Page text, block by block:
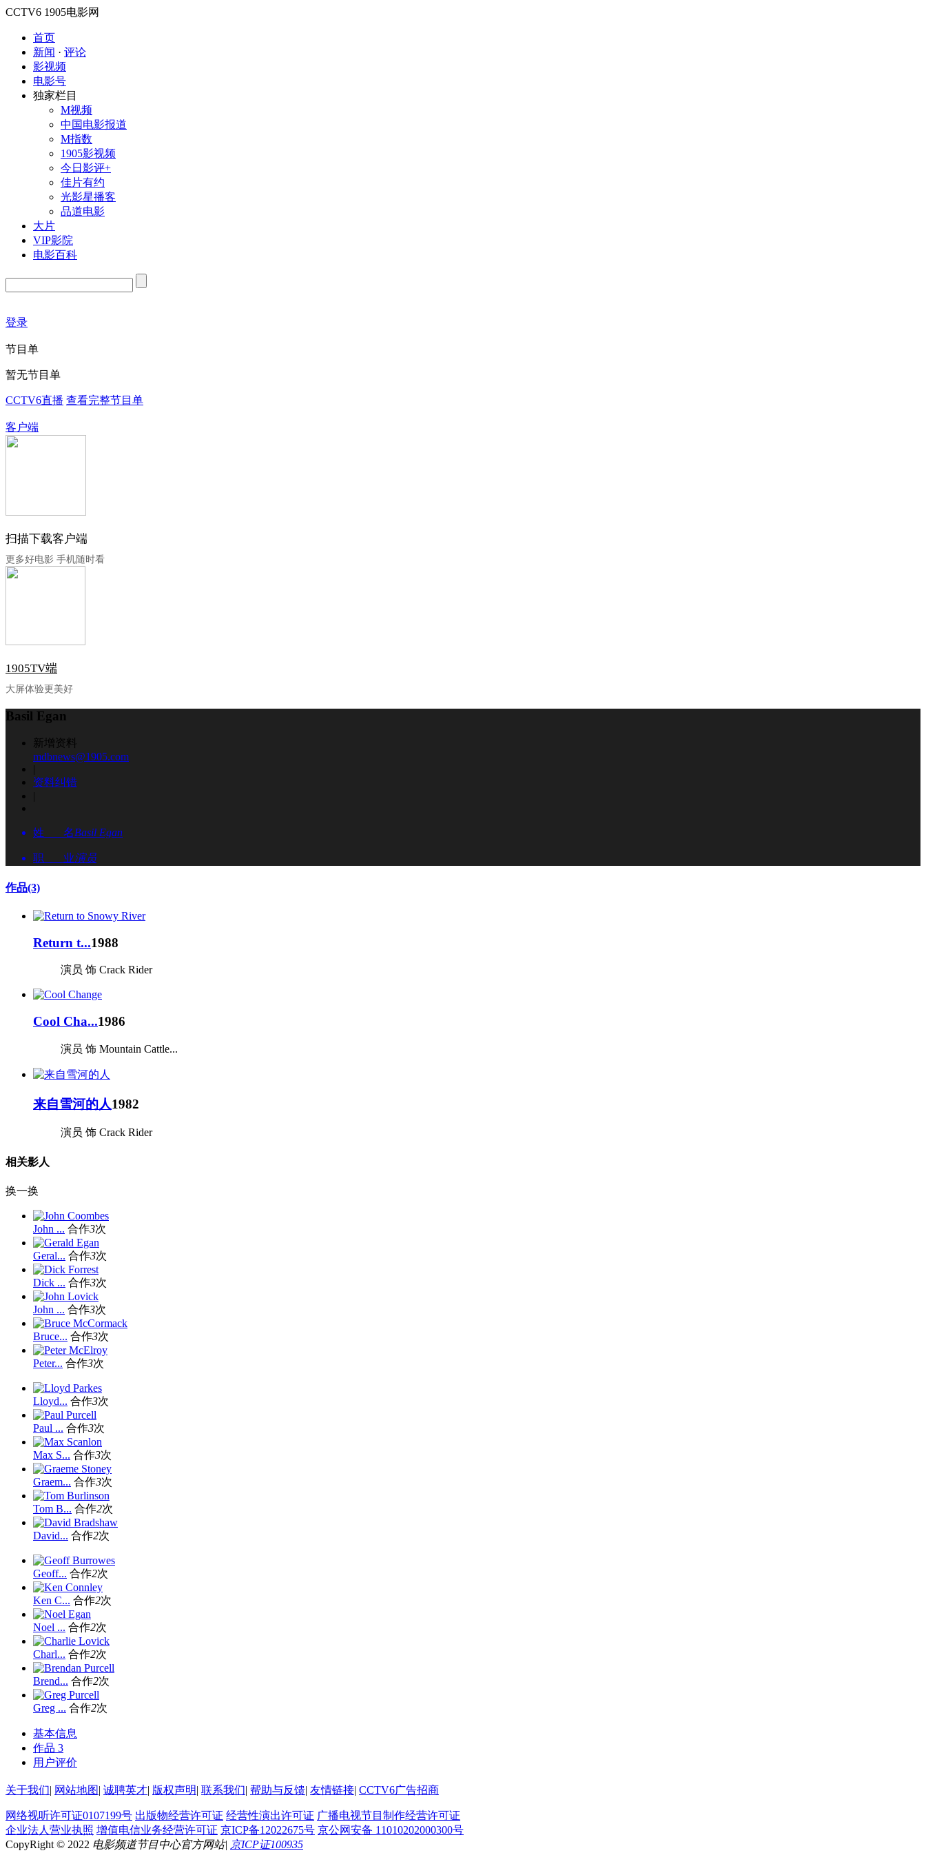
CCTV6 1905电影网
首页
新闻 · 评论
影视频
电影号
独家栏目
M视频
中国电影报道
M指数
1905影视频
今日影评+
佳片有约
光影星播客
品道电影
大片
VIP影院
电影百科
登录
节目单
暂无节目单
CCTV6直播 查看完整节目单
客户端
扫描下载客户端
更多好电影 手机随时看
1905TV端
大屏体验更美好
Basil Egan
新增资料
mdbnews@1905.com
|
资料纠错
|
姓 名Basil Egan
职 业演员
作品(3)
Return t...1988
演员 饰 Crack Rider
Cool Cha...1986
演员 饰 Mountain Cattle...
来自雪河的人1982
演员 饰 Crack Rider
相关影人
换一换
John ... 合作3次
Geral... 合作3次
Dick ... 合作3次
John ... 合作3次
Bruce... 合作3次
Peter... 合作3次
Lloyd... 合作3次
Paul ... 合作3次
Max S... 合作3次
Graem... 合作3次
Tom B... 合作2次
David... 合作2次
Geoff... 合作2次
Ken C... 合作2次
Noel ... 合作2次
Charl... 合作2次
Brend... 合作2次
Greg ... 合作2次
基本信息
作品 3
用户评价
关于我们| 网站地图| 诚聘英才| 版权声明| 联系我们| 帮助与反馈| 友情链接| CCTV6广告招商
网络视听许可证0107199号 出版物经营许可证 经营性演出许可证 广播电视节目制作经营许可证
企业法人营业执照 增值电信业务经营许可证 京ICP备12022675号 京公网安备 11010202000300号
CopyRight © 2022 电影频道节目中心官方网站| 京ICP证100935